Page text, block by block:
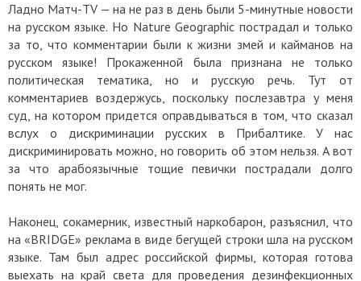
Ладно Матч-TV — на не раз в день были 5-минутные новости
на русском языке. Но Nature Geographic пострадал и только
за то, что комментарии были к жизни змей и кайманов на
русском языке! Прокаженной была признана не только
политическая тематика, но и русскую речь. Тут от
комментариев воздержусь, поскольку послезавтра у меня
суд, на котором придется оправдываться в том, что сказал
вслух о дискриминации русских в Прибалтике. У нас
дискриминировать можно, но говорить об этом нельзя. А вот
за что арабоязычные тощие певички пострадали долго
понять не мог.
Наконец, сокамерник, известный наркобарон, разъяснил, что
на «BRIDGE» реклама в виде бегущей строки шла на русском
языке. Там был адрес российской фирмы, которая готова
выехать на край света для проведения дезинфекционных